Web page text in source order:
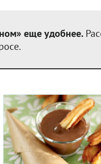
еще удобнее.